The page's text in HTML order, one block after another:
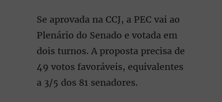
Se aprovada na CCJ, a PEC vai ao
Plenário do Senado e votada em
dois turnos. A proposta precisa de
49 votos favoráveis, equivalentes
a 3/5 dos 81 senadores.